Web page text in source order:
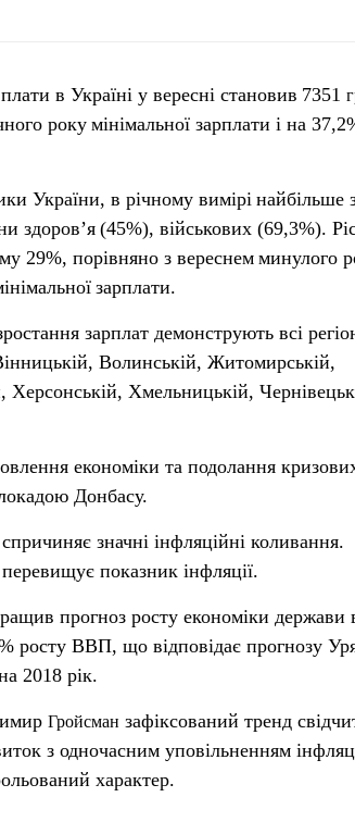
в Україні у вересні становив 7351
року мінімальної зарплати і на
України, в річному вимірінайбільше
здоров’я (45%), військових (69,3%).
29%, порівняно з вереснемминулого
зарплати.
зарплат демонструють всі
Волинській, Житомирській,
Херсонській, Хмельницькій,
економіки та подолання
Донбасу.
значні інфляційні коливання.
показник інфляції.
прогноз росту економіки держави
росту ВВП, що відповідає прогнозу
2018 рік.
Гройсман зафіксований тренд
з одночасним уповільненням
характер.